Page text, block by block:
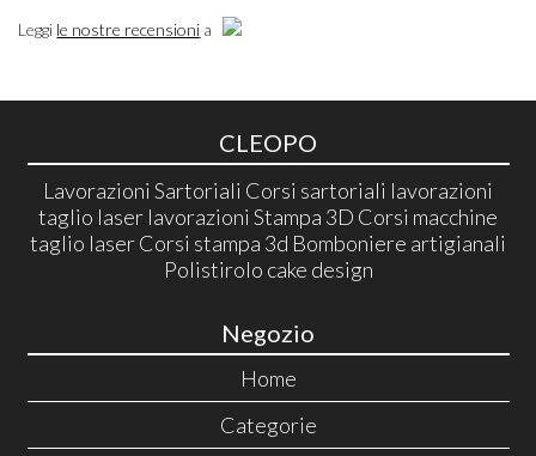
Leggi le nostre recensioni a
CLEOPO
Lavorazioni Sartoriali Corsi sartoriali lavorazioni
taglio laser lavorazioni Stampa 3D Corsi macchine
taglio laser Corsi stampa 3d Bomboniere artigianali
Polistirolo cake design
Negozio
Home
Categorie